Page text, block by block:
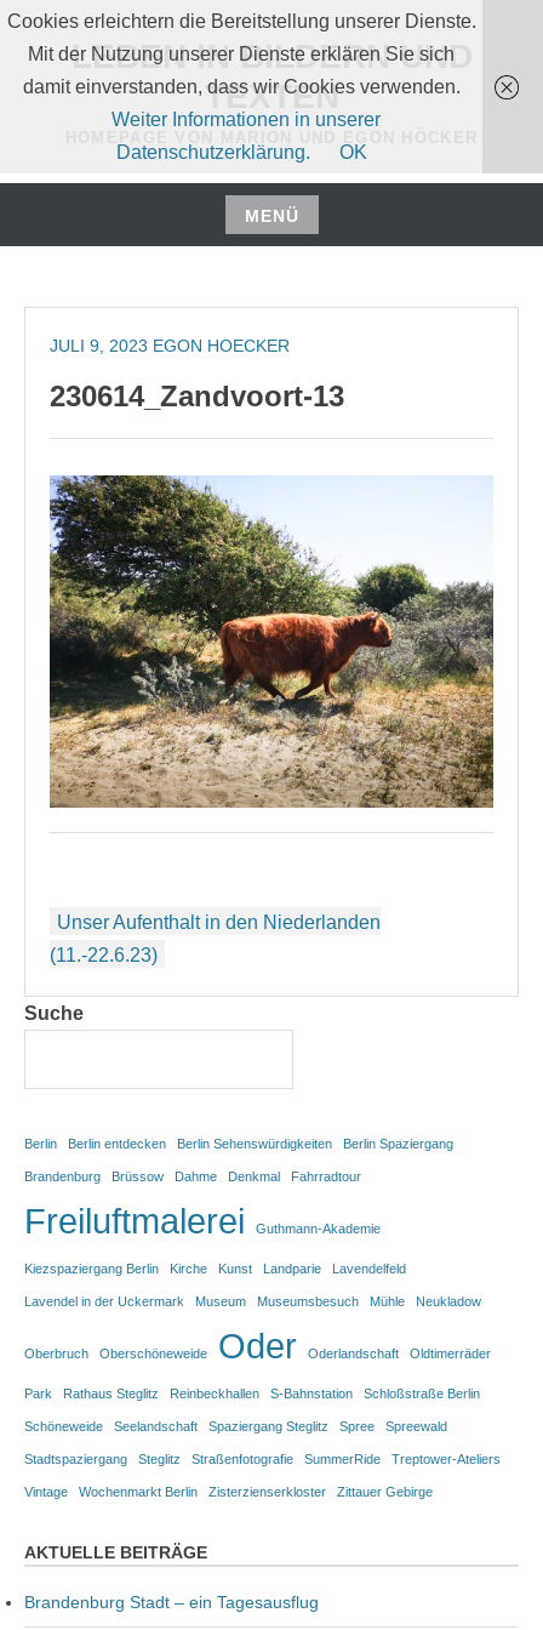
Zum
Inhalt
springen
LEBEN IN BILDERN UND
TEXTEN
MENÜ
Zum
springen
JULI 9, 2023 EGON HOECKER
230614_Zandvoort-13
Beitragsnavigation
Unser Aufenthalt in den Niederlanden
(11.-22.6.23)
Suche
Berlin Berlin entdecken Berlin Sehenswürdigkeiten Berlin Spaziergang
Brandenburg Brüssow Dahme Denkmal Fahrradtour
Freiluftmalerei Guthmann-Akademie
Kiezspaziergang Berlin Kirche Kunst Landparie Lavendelfeld
Lavendel in der Uckermark Museum Museumsbesuch Mühle Neukladow
Oberbruch Oberschöneweide Oder Oderlandschaft Oldtimerräder
Park Rathaus Steglitz Reinbeckhallen S-Bahnstation Schloßstraße Berlin
Schöneweide Seelandschaft Spaziergang Steglitz Spree Spreewald
Stadtspaziergang Steglitz Straßenfotografie SummerRide Treptower-Ateliers
Vintage Wochenmarkt Berlin Zisterzienserkloster Zittauer Gebirge
AKTUELLE BEITRÄGE
Brandenburg Stadt – ein Tagesausflug
Cookies erleichtern die Bereitstellung unserer Dienste.
Mit der Nutzung unserer Dienste erklären Sie sich
damit einverstanden, dass wir Cookies verwenden.
Weiter Informationen in unserer
Datenschutzerklärung.
OK